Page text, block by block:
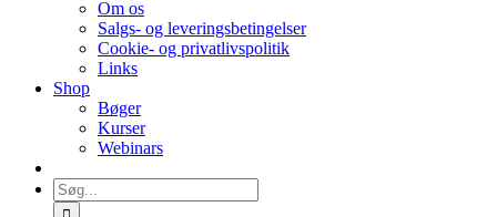
Om os
Salgs- og leveringsbetingelser
Cookie- og privatlivspolitik
Links
Shop
Bøger
Kurser
Webinars
Søg
efter: